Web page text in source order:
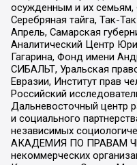
осужденным и их семьям,
Серебряная тайга, Так-
Апрель, Самарская
Аналитический Центр
Гагарина, Фонд имени
СИБАЛЬТ, Уральская
Евразии, Институт прав
Российский
Дальневосточный центр
и социального
независимых
АКАДЕМИЯ ПО ПРАВАМ
некоммерческих